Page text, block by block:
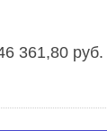
361,80 руб.